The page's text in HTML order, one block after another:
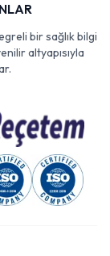
bir sağlık bilgi
altyapısıyla